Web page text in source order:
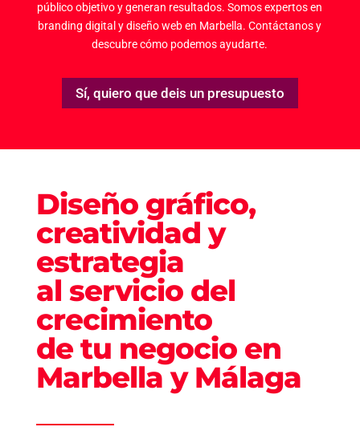
público objetivo y generan resultados. Somos expertos en
branding digital y diseño web en Marbella. Contáctanos y
descubre cómo podemos ayudarte.
Sí, quiero que deis un presupuesto
Diseño gráfico,
creatividad y
estrategia
al servicio del
crecimiento
de tu negocio en
Marbella y Málaga